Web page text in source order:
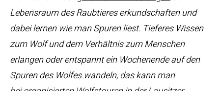
Lebensraum des Raubtieres erkundschaften und
dabei lernen wie man Spuren liest. Tieferes Wissen
zum Wolf und dem Verhältnis zum Menschen
erlangen oder entspannt ein Wochenende auf den
Spuren des Wolfes wandeln, das kann man